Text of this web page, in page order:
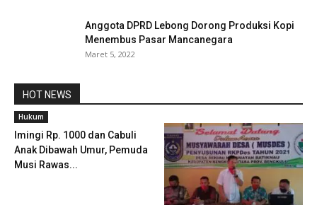
Anggota DPRD Lebong Dorong Produksi Kopi
Menembus Pasar Mancanegara
Maret 5, 2022
HOT NEWS
Hukum
Imingi Rp. 1000 dan Cabuli
Anak Dibawah Umur, Pemuda
Musi Rawas...